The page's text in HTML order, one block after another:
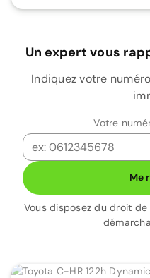
Un expert vous
Indiquez votre
Votre
Me
Vous disposez du droit